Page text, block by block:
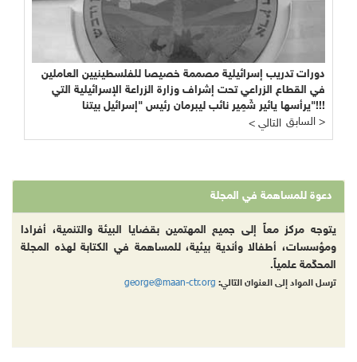
دورات تدريب إسرائيلية مصممة خصيصا للفلسطينيين العاملين
في القطاع الزراعي تحت إشراف وزارة الزراعة الإسرائيلية التي
يرأسها يائير شَمِير نائب ليبرمان رئيس "إسرائيل بيتنا"!!!
< التالي
السابق >
دعوة للمساهمة في المجلة
يتوجه مركز معاً إلى جميع المهتمين بقضايا البيئة والتنمية، أفرادا
ومؤسسات، أطفالا وأندية بيئية، للمساهمة في الكتابة لهذه المجلة
المحكّمة علمياً.
ترسل المواد إلى العنوان التالي: george@maan-ctr.org